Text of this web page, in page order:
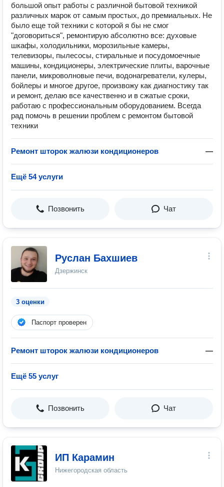
большой опыт работы с различной бытовой техникой
различных марок от самым простых, до премиальных. Не
было еще той техники с которой я бы не смог
"договориться", ремонтирую абсолютно все: духовые
шкафы, холодильники, морозильные камеры,
телевизоры, пылесосы, стиральные и посудомоечные
машины, кондиционеры, электрические плиты, варочные
панели, микроволновые печи, водонагреватели, кулеры,
бойлеры и многое другое, произвожу как диагностику так
и ремонт, делаю все качественно и в сжатые сроки,
работаю с профессиональным оборудованием. Всегда
рад помочь в решении проблем с ремонтом бытовой
техники
Ремонт шторок жалюзи кондиционеров —
Ещё 54 услуги
Позвонить Чат
Руслан Бахшиев
Дзержинск
3 оценки
Паспорт проверен
Ремонт шторок жалюзи кондиционеров —
Ещё 55 услуг
Позвонить Чат
ИП Карамин
Нижегородская область